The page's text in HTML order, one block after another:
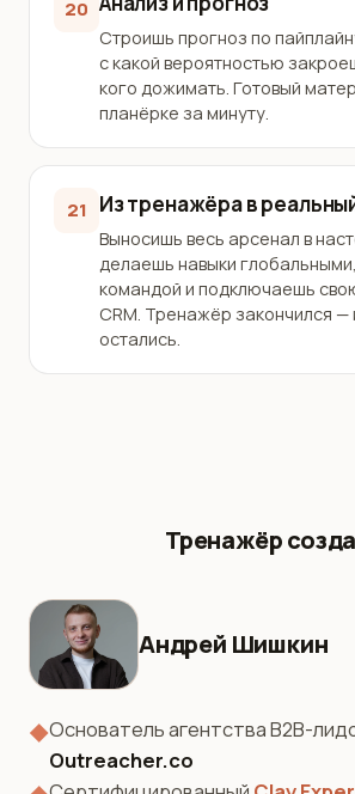
20
Строишь прогноз по
с какой вероятностью
кого дожимать. Готовый
планёрке за минуту.
21 Из тренажёра в
Выносишь весь арсенал в
делаешь навыки
командой и подключаешь
CRM. Тренажёр закончился —
остались.
Тренажёр
Андрей Шишкин
◆Основатель агентства B2B-
Outreacher.co